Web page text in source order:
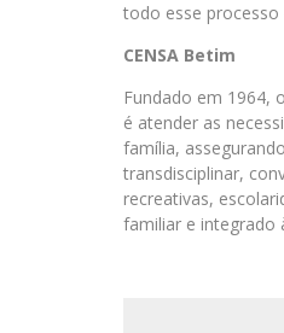
todo esse processo
CENSA Betim
Fundado em 1964,
é atender as
família,
transdisciplinar,
recreativas,
familiar e integrado